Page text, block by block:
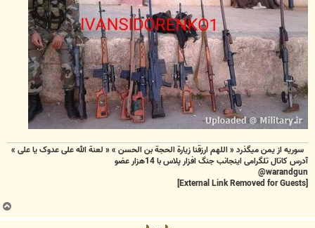
سوریه از یمن میگذرد « اللهم ارزقنا زيارة الحجة بن الحسن » « لعنة الله علی عدوک یا علی »
آدرس کاتال تلگرامی اینجانب جنگ افزار پلاس با 14هزار عضو
warandgun@
ب
ا